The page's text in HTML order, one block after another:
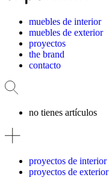
muebles de interior
muebles de exterior
proyectos
the brand
contacto
no tienes artículos
proyectos de interior
proyectos de exterior